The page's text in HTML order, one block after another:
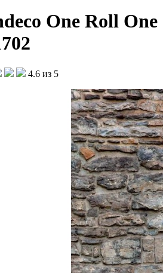
One Roll One
4.6 из 5